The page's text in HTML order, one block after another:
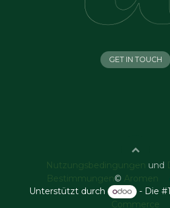
GET IN TOUCH
Nutzungsbedingungen und
Bestimmungen © Aromen
Unterstützt durch - Die #1
Commerce